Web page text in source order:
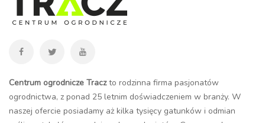
Centrum ogrodnicze Traczto rodzinna firma pasjonatów
ogrodnictwa, z ponad 25 letnim doświadczeniem w branży. W
naszej ofercie posiadamy aż kilka tysięcy gatunków i odmian